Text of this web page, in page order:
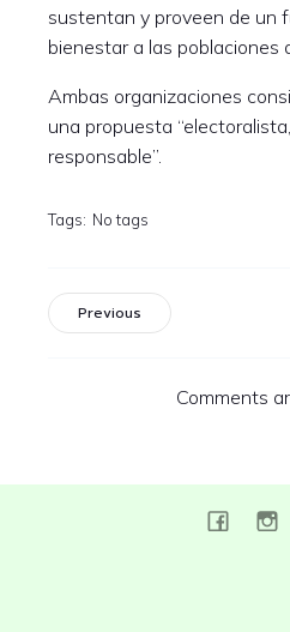
sustentan y proveen de un
bienestar a las poblaciones
Ambas organizaciones
una propuesta
responsable”.
Tags: No tags
Previous
Comments